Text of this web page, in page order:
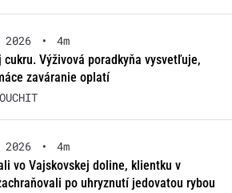
•
4m
Výživová poradkyňa vysvetľuje,
zaváranie oplatí
•
4m
vo Vajskovskej doline, klientku v
po uhryznutí jedovatou rybou